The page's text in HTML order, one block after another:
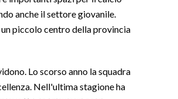
anche il settore giovanile.
piccolo centro della provincia
Lo scorso anno la squadra
Nell'ultima stagione ha